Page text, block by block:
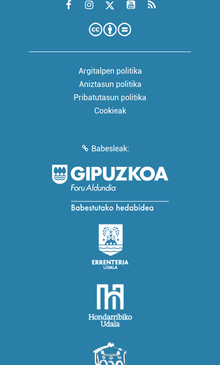
Argitalpen politika
Aniztasun politika
Pribatutasun politika
Cookieak
Babesleak: